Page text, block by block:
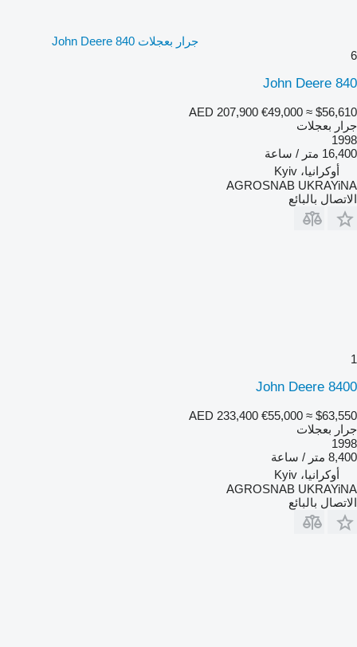
جرار بعجلات John Deere 840
6
John Deere 840
AED 207,900 €49,000 ≈ $56,610
جرار بعجلات
1998
16,400 متر / ساعة
أوكرانيا، Kyiv
AGROSNAB UKRAYiNA
الاتصال بالبائع
1
John Deere 8400
AED 233,400 €55,000 ≈ $63,550
جرار بعجلات
1998
8,400 متر / ساعة
أوكرانيا، Kyiv
AGROSNAB UKRAYiNA
الاتصال بالبائع